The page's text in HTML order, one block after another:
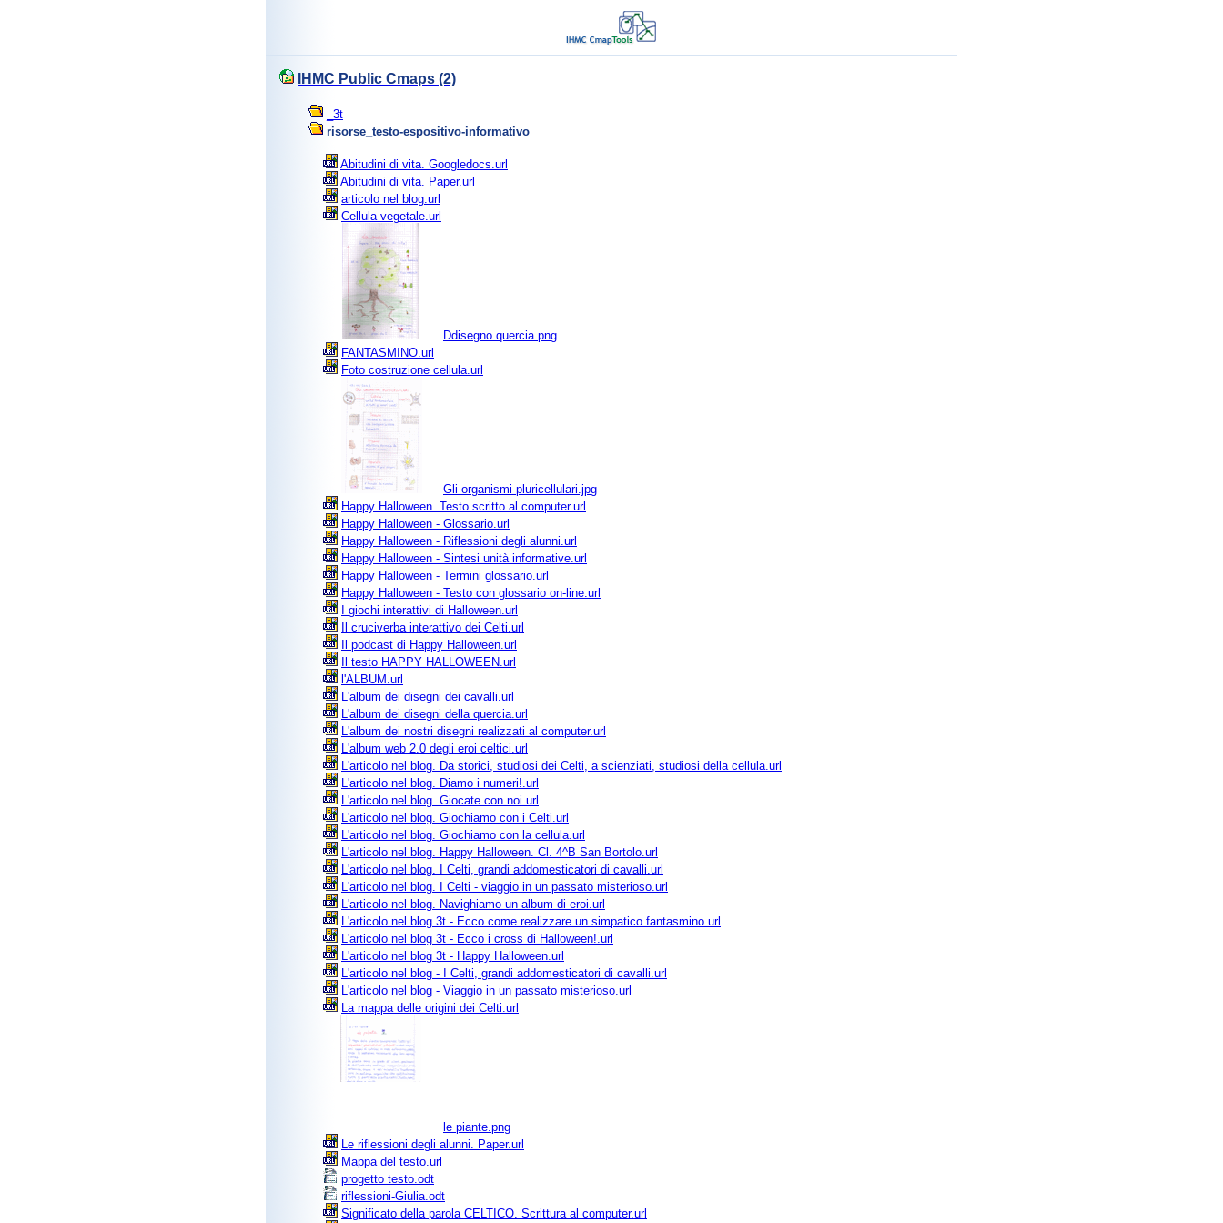
IHMC Public Cmaps (2)
_3t
risorse_testo-espositivo-informativo
Abitudini di vita. Googledocs.url
Abitudini di vita. Paper.url
articolo nel blog.url
Cellula vegetale.url
Ddisegno quercia.png
FANTASMINO.url
Foto costruzione cellula.url
Gli organismi pluricellulari.jpg
Happy Halloween. Testo scritto al computer.url
Happy Halloween - Glossario.url
Happy Halloween - Riflessioni degli alunni.url
Happy Halloween - Sintesi unità informative.url
Happy Halloween - Termini glossario.url
Happy Halloween - Testo con glossario on-line.url
I giochi interattivi di Halloween.url
Il cruciverba interattivo dei Celti.url
Il podcast di Happy Halloween.url
Il testo HAPPY HALLOWEEN.url
l'ALBUM.url
L'album dei disegni dei cavalli.url
L'album dei disegni della quercia.url
L'album dei nostri disegni realizzati al computer.url
L'album web 2.0 degli eroi celtici.url
L'articolo nel blog. Da storici, studiosi dei Celti, a scienziati, studiosi della cellula.url
L'articolo nel blog. Diamo i numeri!.url
L'articolo nel blog. Giocate con noi.url
L'articolo nel blog. Giochiamo con i Celti.url
L'articolo nel blog. Giochiamo con la cellula.url
L'articolo nel blog. Happy Halloween. Cl. 4^B San Bortolo.url
L'articolo nel blog. I Celti, grandi addomesticatori di cavalli.url
L'articolo nel blog. I Celti - viaggio in un passato misterioso.url
L'articolo nel blog. Navighiamo un album di eroi.url
L'articolo nel blog 3t - Ecco come realizzare un simpatico fantasmino.url
L'articolo nel blog 3t - Ecco i cross di Halloween!.url
L'articolo nel blog 3t - Happy Halloween.url
L'articolo nel blog - I Celti, grandi addomesticatori di cavalli.url
L'articolo nel blog - Viaggio in un passato misterioso.url
La mappa delle origini dei Celti.url
le piante.png
Le riflessioni degli alunni. Paper.url
Mappa del testo.url
progetto testo.odt
riflessioni-Giulia.odt
Significato della parola CELTICO. Scrittura al computer.url